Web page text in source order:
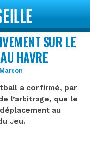
SUR LE
HAVRE
a confirmé, par
l’arbitrage, que le
au
Jeu.